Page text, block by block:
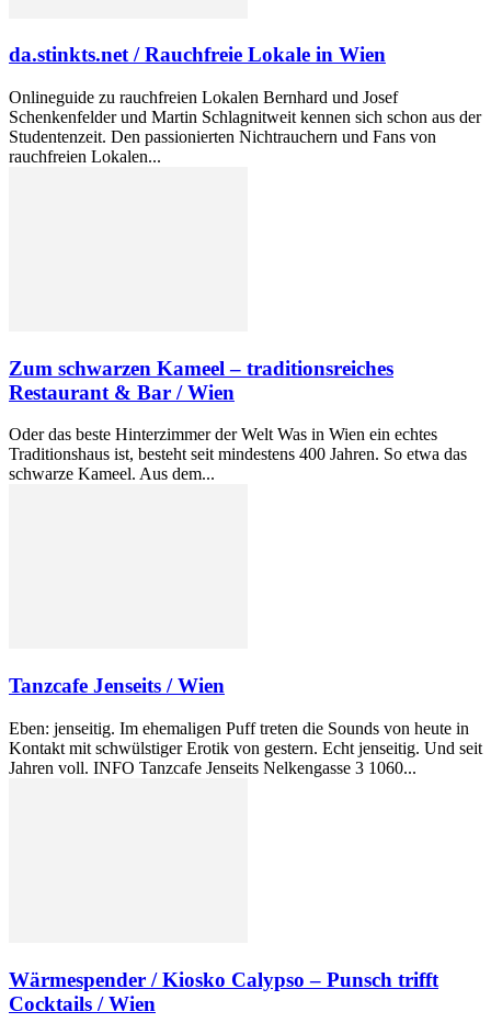
da.stinkts.net / Rauchfreie Lokale in Wien
Onlineguide zu rauchfreien Lokalen Bernhard und Josef
Schenkenfelder und Martin Schlagnitweit kennen sich schon aus der
Studentenzeit. Den passionierten Nichtrauchern und Fans von
rauchfreien Lokalen...
Zum schwarzen Kameel – traditionsreiches
Restaurant & Bar / Wien
Oder das beste Hinterzimmer der Welt Was in Wien ein echtes
Traditionshaus ist, besteht seit mindestens 400 Jahren. So etwa das
schwarze Kameel. Aus dem...
Tanzcafe Jenseits / Wien
Eben: jenseitig. Im ehemaligen Puff treten die Sounds von heute in
Kontakt mit schwülstiger Erotik von gestern. Echt jenseitig. Und seit
Jahren voll. INFO Tanzcafe Jenseits Nelkengasse 3 1060...
Wärmespender / Kiosko Calypso – Punsch trifft
Cocktails / Wien